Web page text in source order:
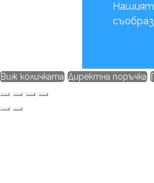
Нашият
Виж количката Директна поръчка